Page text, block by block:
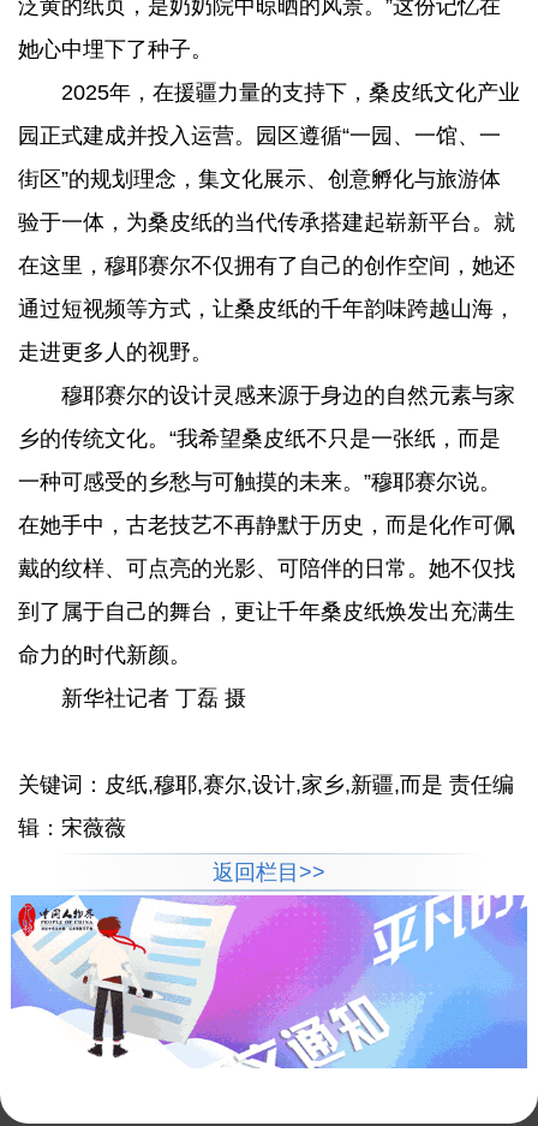
泛黄的纸页，是奶奶院中晾晒的风景。”这份记忆在
她心中埋下了种子。
2025年，在援疆力量的支持下，桑皮纸文化产业
园正式建成并投入运营。园区遵循“一园、一馆、一
街区”的规划理念，集文化展示、创意孵化与旅游体
验于一体，为桑皮纸的当代传承搭建起崭新平台。就
在这里，穆耶赛尔不仅拥有了自己的创作空间，她还
通过短视频等方式，让桑皮纸的千年韵味跨越山海，
走进更多人的视野。
穆耶赛尔的设计灵感来源于身边的自然元素与家
乡的传统文化。“我希望桑皮纸不只是一张纸，而是
一种可感受的乡愁与可触摸的未来。”穆耶赛尔说。
在她手中，古老技艺不再静默于历史，而是化作可佩
戴的纹样、可点亮的光影、可陪伴的日常。她不仅找
到了属于自己的舞台，更让千年桑皮纸焕发出充满生
命力的时代新颜。
新华社记者 丁磊 摄
关键词：皮纸,穆耶,赛尔,设计,家乡,新疆,而是 责任编
辑：宋薇薇
返回栏目>>